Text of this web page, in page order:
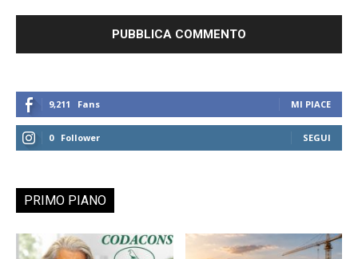
9,211 Fans MI PIACE
0 Follower SEGUI
PRIMO PIANO